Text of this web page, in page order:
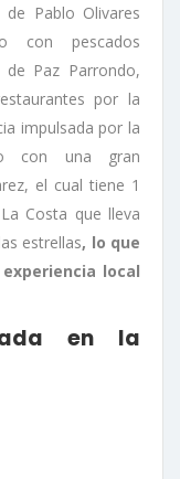
Pablo Olivares
con pescados
Paz Parrondo,
por la
impulsada por la
con una gran
el cual tiene 1
Costa que lleva
estrellas, lo que
local
en la